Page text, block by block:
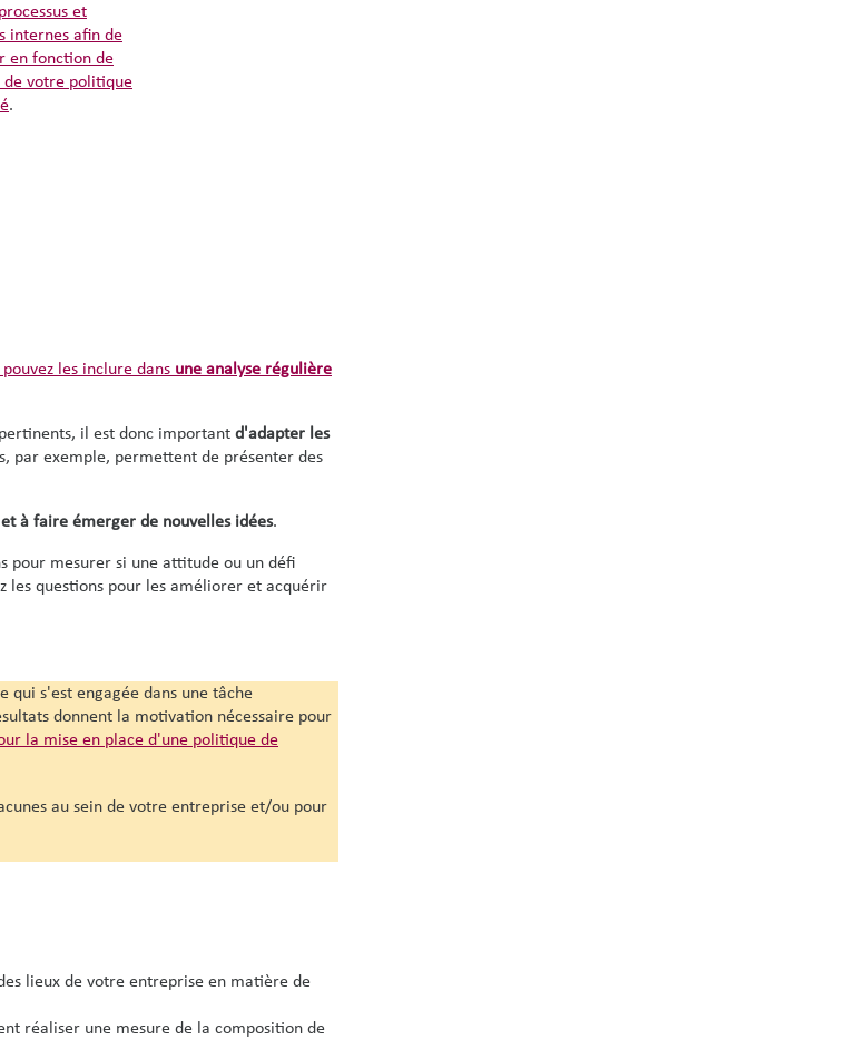
et
internes afin de
en fonction de
votre politique
.
les inclure dans une analyse régulière
il est donc important d'adapter les
par exemple, permettent de présenter des
à faire émerger de nouvelles idées.
pour mesurer si une attitude ou un défi
les questions pour les améliorer et acquérir
qui s'est engagée dans une tâche
donnent la motivation nécessaire pour
la mise en place d'une politique de
au sein de votre entreprise et/ou pour
lieux de votre entreprise en matière de
réaliser une mesure de la composition de